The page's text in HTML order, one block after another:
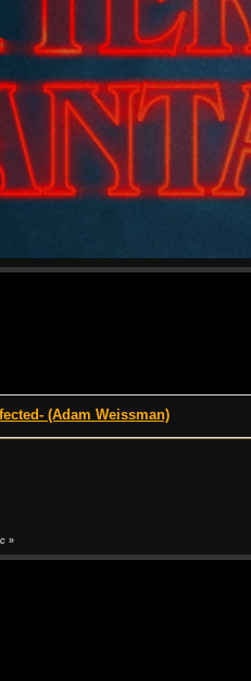
(Adam Weissman)
»